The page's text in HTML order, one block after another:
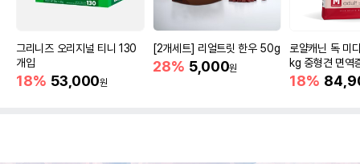
그리니즈 오리지널 티니 130
개입
18% 53,000원
[2개세트] 리얼트릿 한우 50g
28% 5,000원
로얄캐닌 독 미
kg 중형견 면역
18%